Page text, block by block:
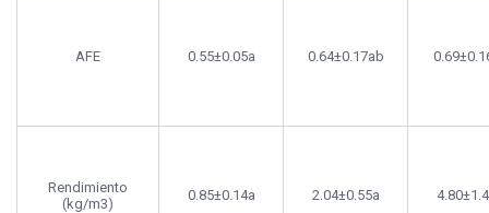
AFE 0.55±0.05a 0.64±0.17ab
Rendimiento
(kg/m3)
0.85±0.14a 2.04±0.55a